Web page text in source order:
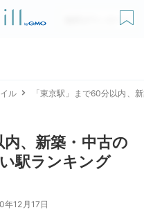
無料ダウンロード
ル 「東京駅」まで60分以内、
内、新築・中古の
駅ランキング
年12月17日